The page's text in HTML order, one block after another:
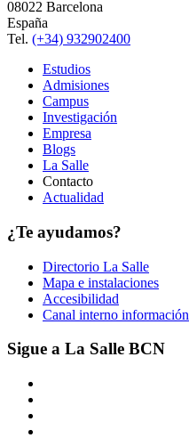
08022 Barcelona
España
Tel. (+34) 932902400
Estudios
Admisiones
Campus
Investigación
Empresa
Blogs
La Salle
Contacto
Actualidad
¿Te ayudamos?
Directorio La Salle
Mapa e instalaciones
Accesibilidad
Canal interno información
Sigue a La Salle BCN